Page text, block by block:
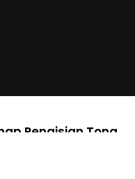
Pengisian Tong